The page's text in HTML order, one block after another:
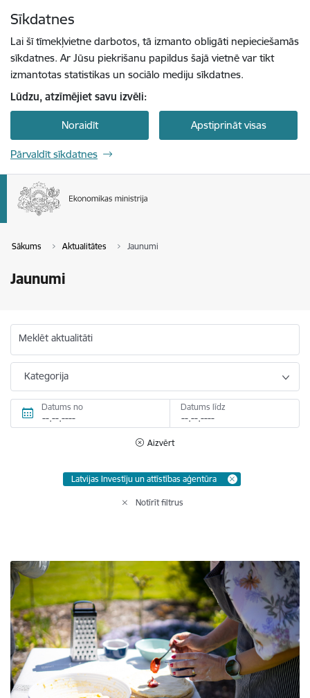
Sīkdatnes
Lai šī tīmekļvietne darbotos, tā izmanto obligāti nepieciešamās
sīkdatnes. Ar Jūsu piekrišanu papildus šajā vietnē var tikt
izmantotas statistikas un sociālo mediju sīkdatnes.
Lūdzu, atzīmējiet savu izvēli:
Noraidīt Apstiprināt visas
Pārvaldīt sīkdatnes
Sākums Aktualitātes Jaunumi
Jaunumi
Meklēt aktualitāti
Kategorija
Datums no Datums līdz
Aizvērt
Latvijas Investīju un attīstības aģentūra
Notīrīt filtrus